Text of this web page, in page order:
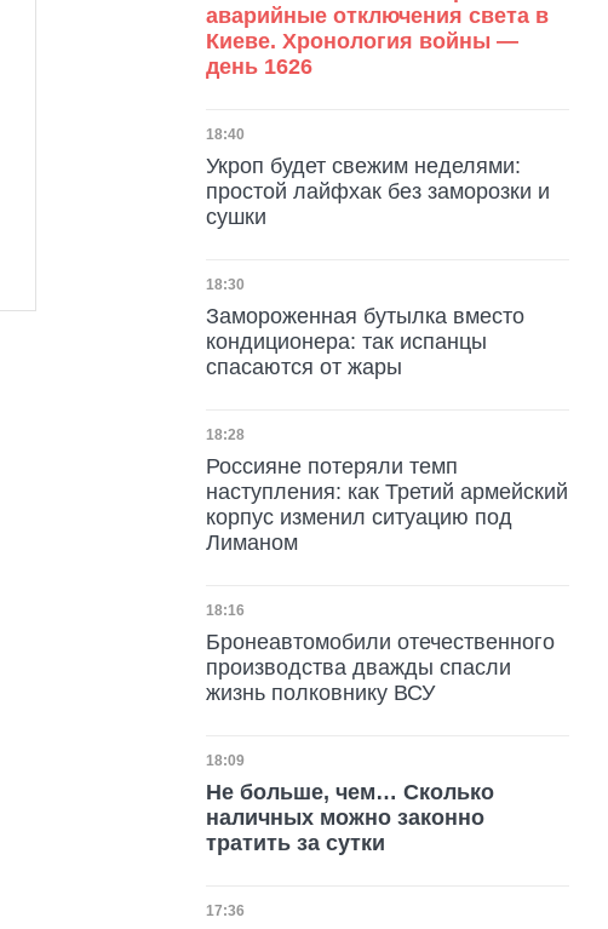
аварийные отключения света в
Киеве. Хронология войны —
день 1626
Дата публикации
18:40
Укроп будет свежим неделями:
простой лайфхак без заморозки и
сушки
Дата публикации
18:30
Замороженная бутылка вместо
кондиционера: так испанцы
спасаются от жары
Дата публикации
18:28
Россияне потеряли темп
наступления: как Третий армейский
корпус изменил ситуацию под
Лиманом
Дата публикации
18:16
Бронеавтомобили отечественного
производства дважды спасли
жизнь полковнику ВСУ
Дата публикации
18:09
Не больше, чем… Сколько
наличных можно законно
тратить за сутки
Дата публикации
17:36